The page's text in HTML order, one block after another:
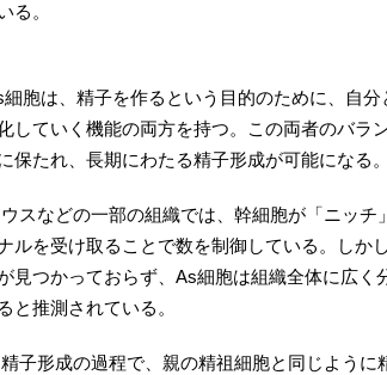
る。
胞は、精子を作るという目的のために、自
していく機能の両方を持つ。この両者のバラ
保たれ、長期にわたる精子形成が可能になる。
スなどの一部の組織では、幹細胞が「ニッチ
ルを受け取ることで数を制御している。しか
見つかっておらず、As細胞は組織全体に広く
と推測されている。
子形成の過程で、親の精祖細胞と同じように